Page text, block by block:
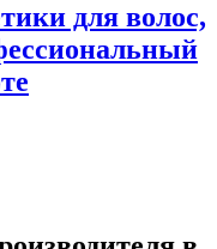
для волос,